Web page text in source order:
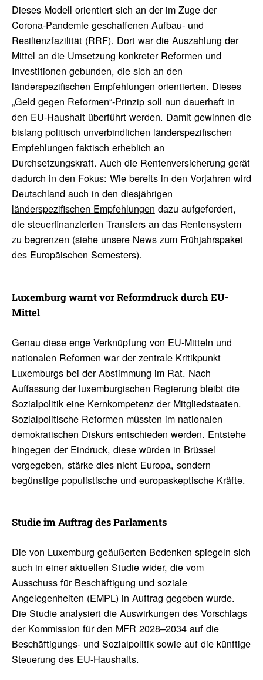
Dieses Modell orientiert sich an der im Zuge der
Corona-Pandemie geschaffenen Aufbau- und
Resilienzfazilität (RRF). Dort war die Auszahlung der
Mittel an die Umsetzung konkreter Reformen und
Investitionen gebunden, die sich an den
länderspezifischen Empfehlungen orientierten. Dieses
„Geld gegen Reformen“-Prinzip soll nun dauerhaft in
den EU-Haushalt überführt werden. Damit gewinnen die
bislang politisch unverbindlichen länderspezifischen
Empfehlungen faktisch erheblich an
Durchsetzungskraft. Auch die Rentenversicherung gerät
dadurch in den Fokus: Wie bereits in den Vorjahren wird
Deutschland auch in den diesjährigen
länderspezifischen Empfehlungen dazu aufgefordert,
die steuerfinanzierten Transfers an das Rentensystem
zu begrenzen (siehe unsere Newszum Frühjahrspaket
des Europäischen Semesters).
Luxem­burg warnt vor Reform­druck durch EU-
Mittel
Genau diese enge Verknüpfung von EU-Mitteln und
nationalen Reformen war der zentrale Kritikpunkt
Luxemburgs bei der Abstimmung im Rat. Nach
Auffassung der luxemburgischen Regierung bleibt die
Sozialpolitik eine Kernkompetenz der Mitgliedstaaten.
Sozialpolitische Reformen müssten im nationalen
demokratischen Diskurs entschieden werden. Entstehe
hingegen der Eindruck, diese würden in Brüssel
vorgegeben, stärke dies nicht Europa, sondern
begünstige populistische und europaskeptische Kräfte.
Studie im Auftrag des Parla­ments
Die von Luxemburg geäußerten Bedenken spiegeln sich
auch in einer aktuellen Studiewider, die vom
Ausschuss für Beschäftigung und soziale
Angelegenheiten (EMPL) in Auftrag gegeben wurde.
Die Studie analysiert die Auswirkungen des Vorschlags
der Kommission für den MFR 2028–2034auf die
Beschäftigungs- und Sozialpolitik sowie auf die künftige
Steuerung des EU-Haushalts.